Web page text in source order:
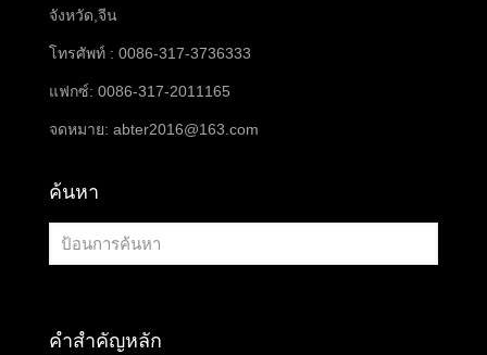
จังหวัด,จีน
โทรศัพท์ : 0086-317-3736333
แฟกซ์: 0086-317-2011165
จดหมาย: abter2016@163.com
ค้นหา
คำสำคัญหลัก